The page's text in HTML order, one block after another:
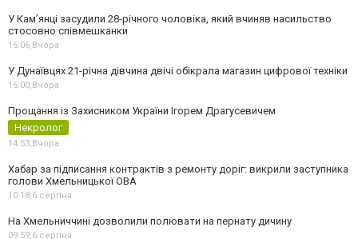
У Камʼянці засудили 28-річного чоловіка, який вчиняв насильство
стосовно співмешканки
15:06, Вчора
У Дунаївцях 21-річна дівчина двічі обікрала магазин цифрової техніки
15:00, Вчора
Прощання із Захисником України Ігорем Драгусевичем
Некролог
14:53, Вчора
Хабар за підписання контрактів з ремонту доріг: викрили заступника
голови Хмельницької ОВА
10:18,6 серпня
На Хмельниччині дозволили полювати на пернату дичину
09:59,6 серпня